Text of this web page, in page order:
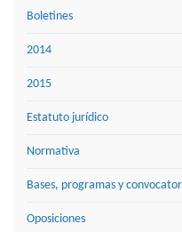
Boletines
2014
2015
Estatuto jurídico
Normativa
Bases, programas y
Oposiciones